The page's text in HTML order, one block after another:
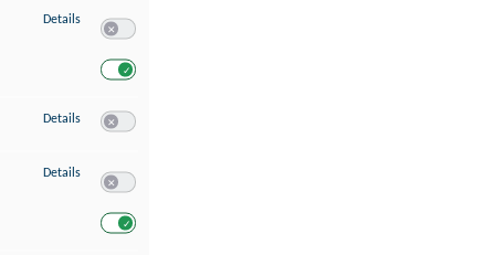
Details zu Messung der Werbeleistung
Details zu Messung der Performance von Inhalten
Details zu Analyse von Zielgruppen durch Statistiken oder Kombinationen von